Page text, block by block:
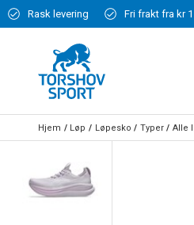
Rask levering Fri frakt fra kr
Hjem Løp Løpesko Typer Alle